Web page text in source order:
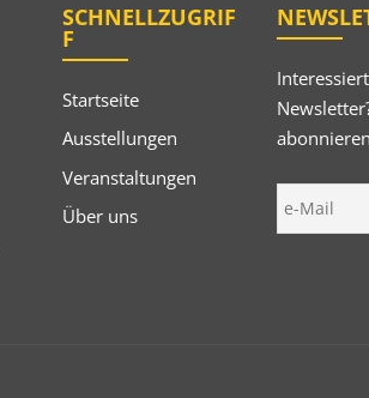
SCHNELLZUGRIF
F
Startseite
Ausstellungen
Veranstaltungen
Über uns